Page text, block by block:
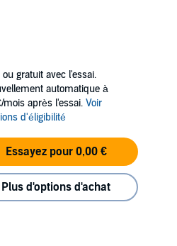
Private Ryan - and just as
girl as unpredictable as her
that will pay the price.
writing ability and creative
ou gratuit avec l'essai.
automatique à
mois après l'essai. Voir
d'éligibilité
Essayez pour 0,00 €
Plus d'options d'achat